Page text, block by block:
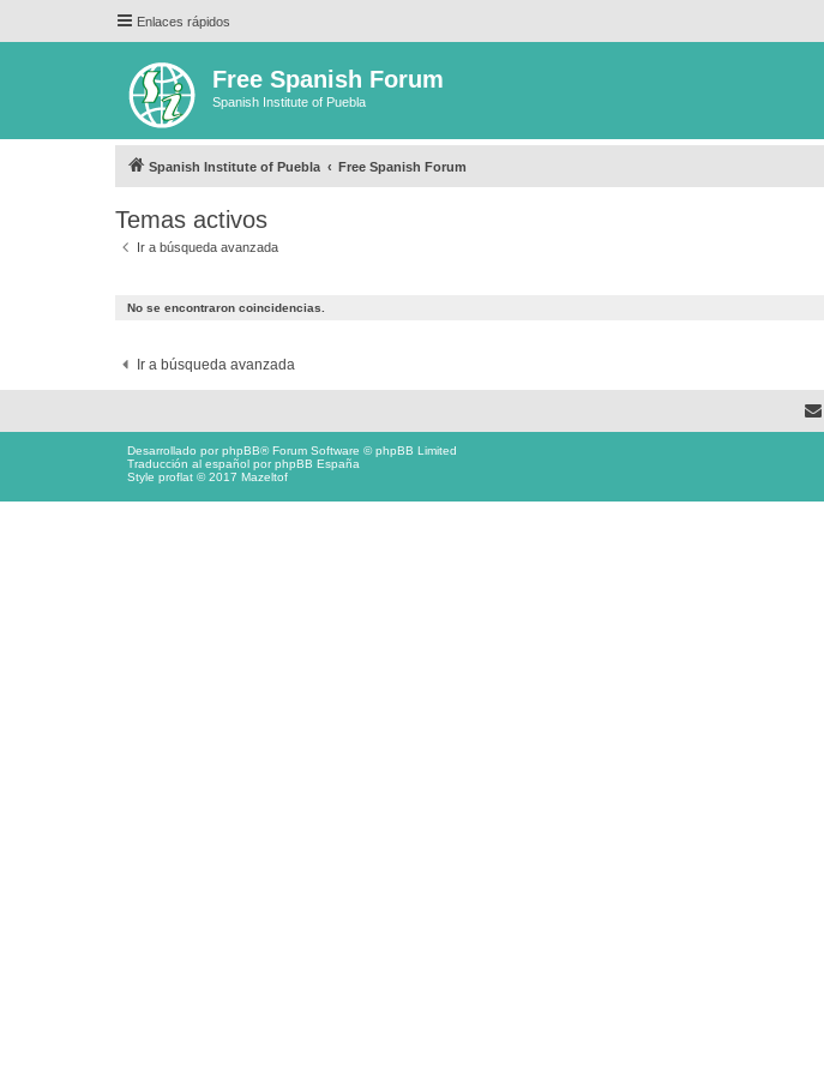
Enlaces rápidos
Free Spanish Forum
Spanish Institute of Puebla
Spanish Institute of Puebla Free Spanish Forum
Temas activos
Ir a búsqueda avanzada
No se encontraron coincidencias.
Ir a búsqueda avanzada
Desarrollado porphpBB® Forum Software © phpBB Limited
Traducción al español porphpBB España
Style proflat © 2017 Mazeltof